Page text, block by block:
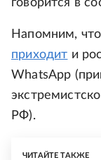
говорится в
Напомним,
приходит и
WhatsApp
РФ).
ЧИТАЙТЕ ТАКЖЕ